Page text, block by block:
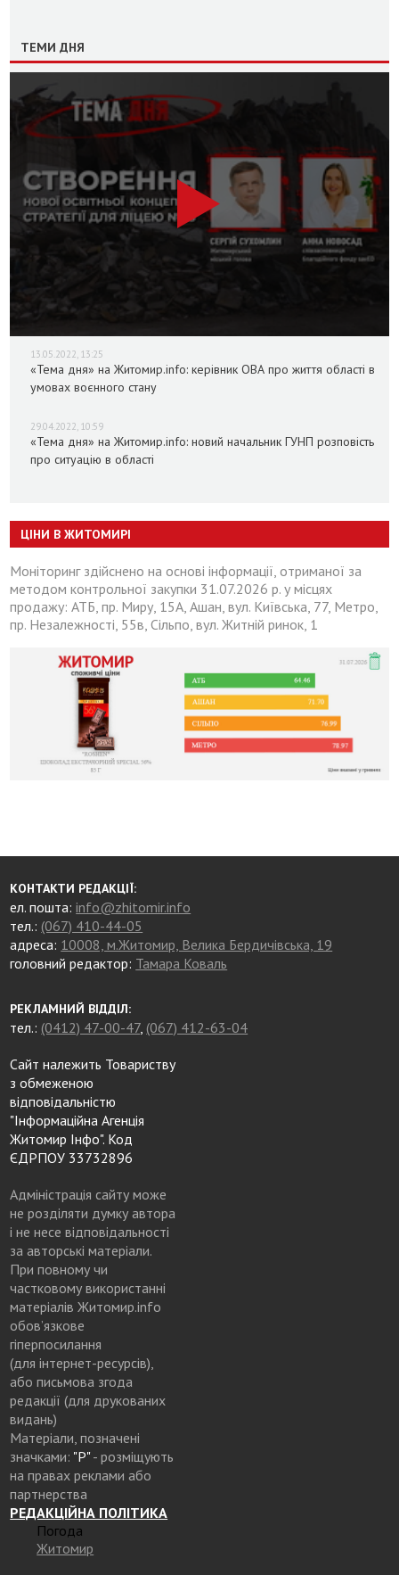
ТЕМИ ДНЯ
13.05.2022, 13:25
«Тема дня» на Житомир.info: керівник ОВА про життя області в
умовах воєнного стану
29.04.2022, 10:59
«Тема дня» на Житомир.info: новий начальник ГУНП розповість
про ситуацію в області
ЦІНИ В ЖИТОМИРІ
Моніторинг здійснено на основі інформації, отриманої за
методом контрольної закупки 31.07.2026 р. у місцях
продажу: АТБ, пр. Миру, 15А, Ашан, вул. Київська, 77, Метро,
пр. Незалежності, 55в, Сільпо, вул. Житній ринок, 1
КОНТАКТИ РЕДАКЦІЇ:
ел. пошта:info@zhitomir.info
тел.: (067) 410-44-05
адреса: 10008, м.Житомир, Велика Бердичівська, 19
головний редактор: Тамара Коваль
РЕКЛАМНИЙ ВІДДІЛ:
тел.: (0412) 47-00-47, (067) 412-63-04
Сайт належить Товариству
з обмеженою
відповідальністю
"Інформаційна Агенція
Житомир Інфо". Код
ЄДРПОУ 33732896
Адміністрація сайту може
не розділяти думку автора
і не несе відповідальності
за авторські матеріали.
При повному чи
частковому використанні
матеріалів Житомир.info
обов’язкове
гіперпосилання
(для інтернет-ресурсів),
або письмова згода
редакції (для друкованих
видань)
Матеріали, позначені
значками: "Р"- розміщують
на правах реклами або
партнерства
РЕДАКЦІЙНА ПОЛІТИКА
Погода
Житомир